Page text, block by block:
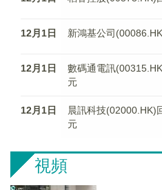
12月1日 新鴻基公司
12月1日
數碼通電訊
元
12月1日
晨訊科技(02000.HK)
元
視頻